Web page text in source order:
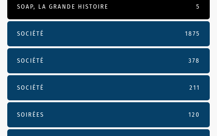
SOAP, LA GRANDE HISTOIRE 5
SOCIÉTÉ 1875
SOCIÉTÉ 378
SOCIÉTÉ 211
SOIRÉES 120